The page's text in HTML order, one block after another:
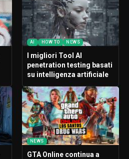
AI HOW TO NEWS
I migliori Tool AI
penetration testing basati
su intelligenza artificiale
NEWS
GTA Online continua a